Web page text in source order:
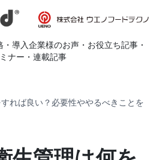
・ 導入企業様のお声 ・ お役立ち記事 ・
ナー ・ 連載記事
れば良い？必要性ややるべきことを